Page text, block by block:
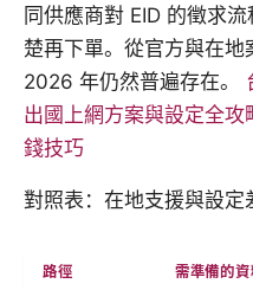
同供應商對 EID 的徵求
楚再下單。從官方與在
2026 年仍然普遍存在。
出國上網方案與設定全
錢技巧
對照表：在地支援與設定
路徑 需準備的資